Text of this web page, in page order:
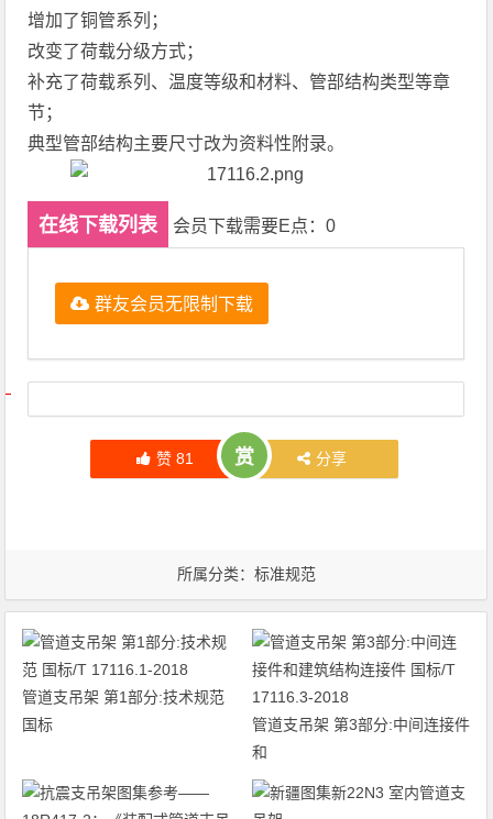
增加了铜管系列；
改变了荷载分级方式；
补充了荷载系列、温度等级和材料、管部结构类型等章
节；
典型管部结构主要尺寸改为资料性附录。
在线下载列表 会员下载需要E点：0
群友会员无限制下载
文章导航
赞 81 赏 分享
所属分类： 标准规范
管道支吊架 第1部分:技术规范
国标
管道支吊架 第3部分:中间连接件
和